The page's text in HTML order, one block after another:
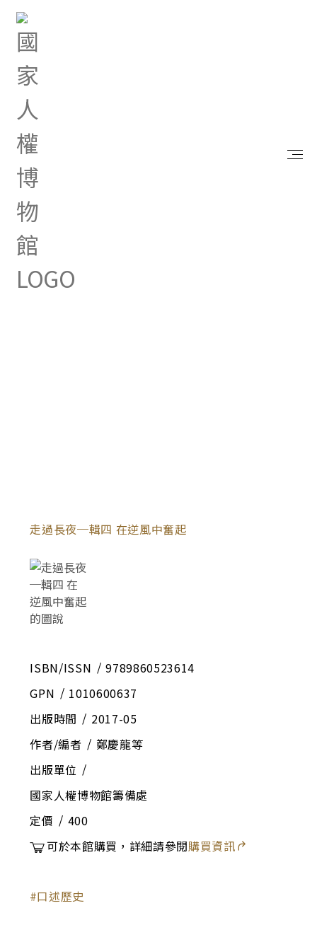
首頁
走過長夜─輯四 在逆風中奮起
走過長夜─輯四 在逆風中奮起
ISBN/ISSN
9789860523614
GPN
1010600637
出版時間
2017-05
作者/編者
鄭慶龍等
出版單位
國家人權博物館籌備處
定價
400
可於本館購買，詳細請參閱購買資訊
口述歷史